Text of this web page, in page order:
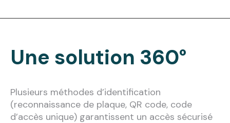
Une solution 360°
Plusieurs méthodes d’identification
(reconnaissance de plaque, QR code, code
d’accès unique) garantissent un accès sécurisé